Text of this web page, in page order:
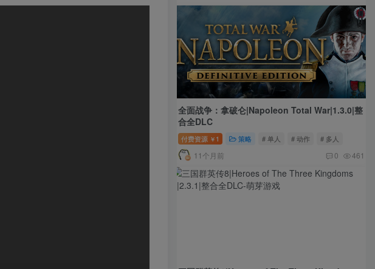
全面战争：拿破仑|Napoleon Total War|1.3.0|整
合全DLC
付费资源 ￥ 1 策略 # 单人 # 动作 # 多人
11个月前 0 461